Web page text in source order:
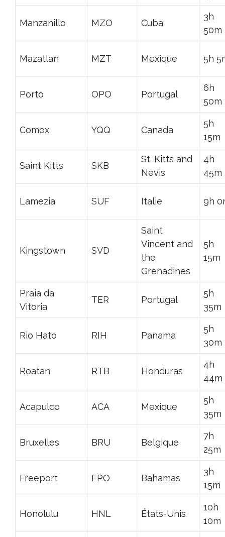
Manzanillo MZO Cuba
3h
50m
Mazatlan MZT Mexique 5h
Porto OPO Portugal
6h
50m
Comox YQQ Canada
5h
15m
Saint Kitts SKB
St. Kitts and
Nevis
4h
45m
Lamezia SUF Italie 9h
Kingstown SVD
Saint
Vincent and
the
Grenadines
5h
15m
Praia da
Vitoria
TER Portugal
5h
35m
Rio Hato RIH Panama
5h
30m
Roatan RTB Honduras
4h
44m
Acapulco ACA Mexique
5h
35m
Bruxelles BRU Belgique
7h
25m
Freeport FPO Bahamas
3h
15m
Honolulu HNL États-Unis
10h
10m